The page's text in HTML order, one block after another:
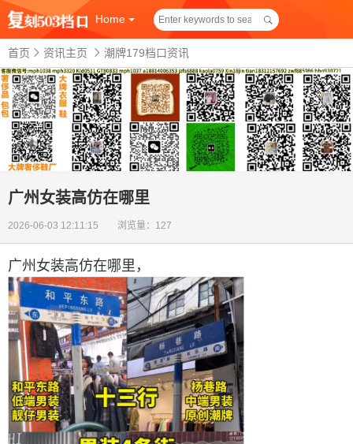
Home
首页 资讯主页 潮牌179档口资讯
广州女装高仿在哪里
2026-06-03 12:11:15 浏览量：127
广州女装高仿在哪里 ，